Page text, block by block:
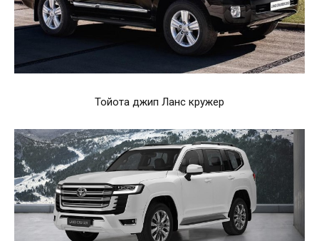
Тойота джип Ланс кружер